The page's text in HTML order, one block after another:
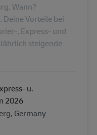
Wann?
Deine Vorteile bei
, Express- und
steigende
u.
2026
Germany